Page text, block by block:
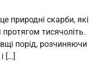
природні скарби, які
тисячоліть.
порід, розчиняючи
[…]